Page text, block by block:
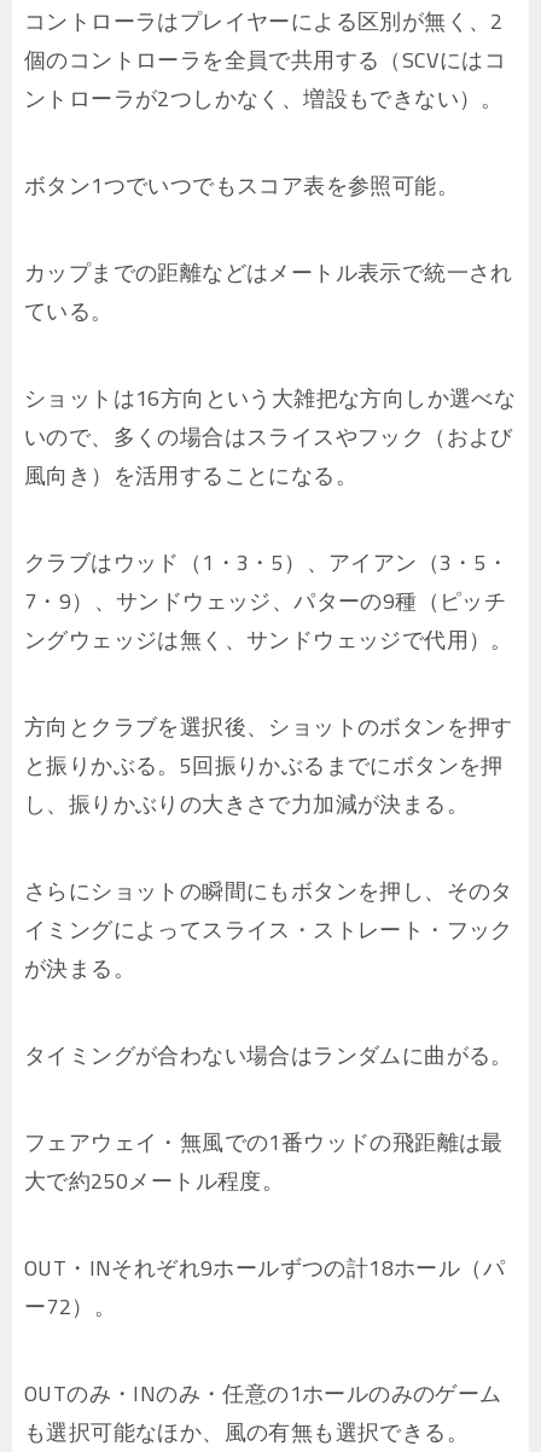
コントローラはプレイヤーによる区別が無く、2
個のコントローラを全員で共用する（SCVにはコ
ントローラが2つしかなく、増設もできない）。
ボタン1つでいつでもスコア表を参照可能。
カップまでの距離などはメートル表示で統一され
ている。
ショットは16方向という大雑把な方向しか選べな
いので、多くの場合はスライスやフック（および
風向き）を活用することになる。
クラブはウッド（1・3・5）、アイアン（3・5・
7・9）、サンドウェッジ、パターの9種（ピッチ
ングウェッジは無く、サンドウェッジで代用）。
方向とクラブを選択後、ショットのボタンを押す
と振りかぶる。5回振りかぶるまでにボタンを押
し、振りかぶりの大きさで力加減が決まる。
さらにショットの瞬間にもボタンを押し、そのタ
イミングによってスライス・ストレート・フック
が決まる。
タイミングが合わない場合はランダムに曲がる。
フェアウェイ・無風での1番ウッドの飛距離は最
大で約250メートル程度。
OUT・INそれぞれ9ホールずつの計18ホール（パ
ー72）。
OUTのみ・INのみ・任意の1ホールのみのゲーム
も選択可能なほか、風の有無も選択できる。